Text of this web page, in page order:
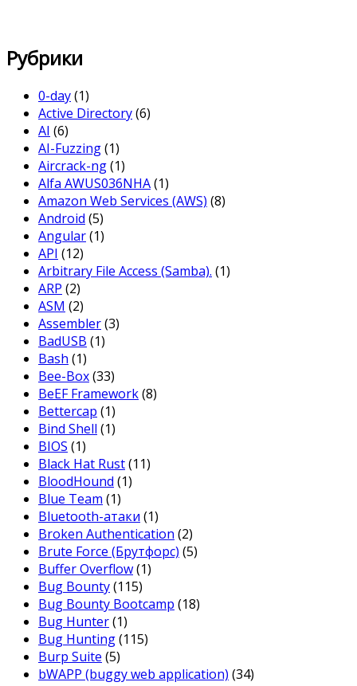
Рубрики
0-day(1)
Active Directory(6)
AI (6)
AI-Fuzzing(1)
Aircrack-ng(1)
Alfa AWUS036NHA(1)
Amazon Web Services (AWS) (8)
Android (5)
Angular(1)
API (12)
Arbitrary File Access (Samba). (1)
ARP (2)
ASM (2)
Assembler(3)
BadUSB (1)
Bash (1)
Bee-Box(33)
BeEF Framework(8)
Bettercap (1)
Bind Shell (1)
BIOS (1)
Black Hat Rust(11)
BloodHound (1)
Blue Team (1)
Bluetooth-атаки (1)
Broken Authentication (2)
Brute Force (Брутфорс) (5)
Buffer Overflow(1)
Bug Bounty(115)
Bug Bounty Bootcamp (18)
Bug Hunter(1)
Bug Hunting(115)
Burp Suite (5)
bWAPP (buggy web application) (34)